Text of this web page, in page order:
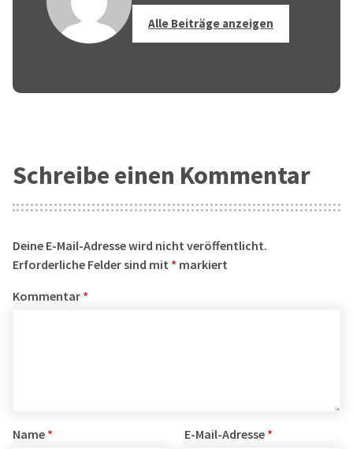
Alle Beiträge anzeigen
Schreibe einen Kommentar
Deine E-Mail-Adresse wird nicht veröffentlicht.
Erforderliche Felder sind mit * markiert
Kommentar *
Name * E-Mail-Adresse *